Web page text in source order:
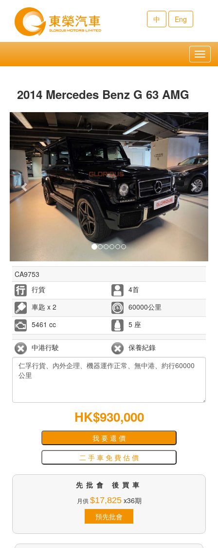
中 Eng
2014 Mercedes Benz G 63 AMG
Previous Next
CA9753
行貨
4首
車匙 x 2
60000公里
5461 cc
5 座
中港行駛 保養紀錄
HK$930,000
我 要 還 價
二 手 車 免 費 估 價
先批會 後買車
月供$17,825x36期
預先批會